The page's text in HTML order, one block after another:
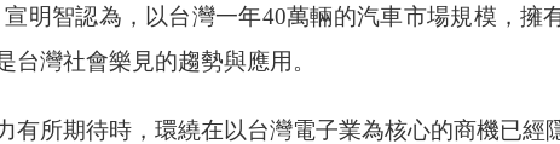
明智認為，以台灣一年40萬輛的汽車市場規模，擁
灣社會樂見的趨勢與應用。
所期待時，環繞在以台灣電子業為核心的商機已經